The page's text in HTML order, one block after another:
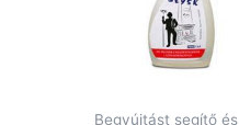
Begyújtást segítő és